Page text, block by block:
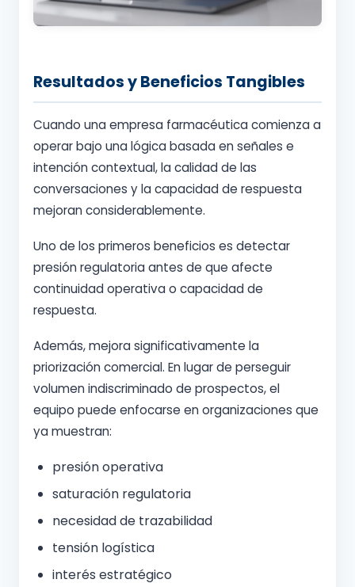
Resultados y Beneficios Tangibles
Cuando una empresa farmacéutica comienza a
operar bajo una lógica basada en señales e
intención contextual, la calidad de las
conversaciones y la capacidad de respuesta
mejoran considerablemente.
Uno de los primeros beneficios es detectar
presión regulatoria antes de que afecte
continuidad operativa o capacidad de
respuesta.
Además, mejora significativamente la
priorización comercial. En lugar de perseguir
volumen indiscriminado de prospectos, el
equipo puede enfocarse en organizaciones que
ya muestran:
presión operativa
saturación regulatoria
necesidad de trazabilidad
tensión logística
interés estratégico